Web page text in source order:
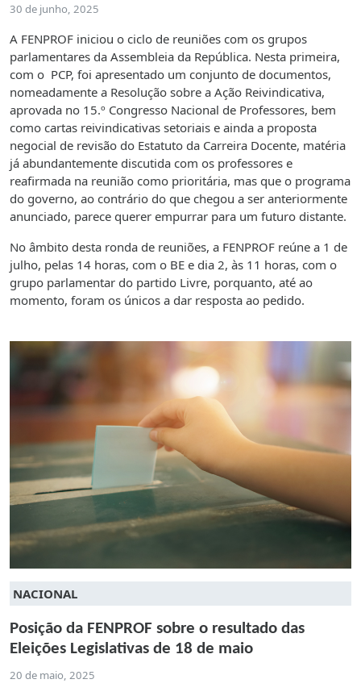
30 de junho, 2025
A FENPROF iniciou o ciclo de reuniões com os grupos
parlamentares da Assembleia da República. Nesta primeira,
com o PCP, foi apresentado um conjunto de documentos,
nomeadamente a Resolução sobre a Ação Reivindicativa,
aprovada no 15.º Congresso Nacional de Professores, bem
como cartas reivindicativas setoriais e ainda a proposta
negocial de revisão do Estatuto da Carreira Docente, matéria
já abundantemente discutida com os professores e
reafirmada na reunião como prioritária, mas que o programa
do governo, ao contrário do que chegou a ser anteriormente
anunciado, parece querer empurrar para um futuro distante.
No âmbito desta ronda de reuniões, a FENPROF reúne a 1 de
julho, pelas 14 horas, com o BE e dia 2, às 11 horas, com o
grupo parlamentar do partido Livre, porquanto, até ao
momento, foram os únicos a dar resposta ao pedido.
NACIONAL
Posição da FENPROF sobre o resultado das
Eleições Legislativas de 18 de maio
20 de maio, 2025